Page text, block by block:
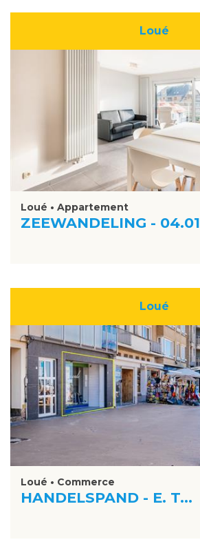
Loué
Loué • Appartement
ZEEWANDELING - 04.01
Loué
Loué • Commerce
HANDELSPAND - E. T...